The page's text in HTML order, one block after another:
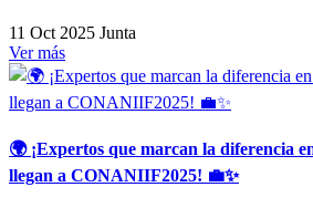
11 Oct 2025 Junta
Ver más
🌍 ¡Expertos que marcan la diferencia
llegan a CONANIIF2025! 💼✨